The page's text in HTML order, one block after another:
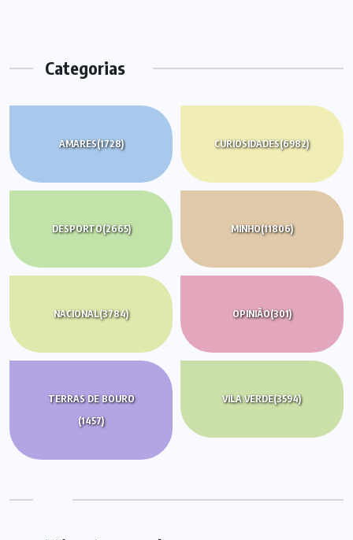
Categorias
AMARES(1728) CURIOSIDADES(6982)
DESPORTO(2665) MINHO(11806)
NACIONAL(3784) OPINIÃO(301)
TERRAS DE BOURO
(1457)
VILA VERDE(3594)